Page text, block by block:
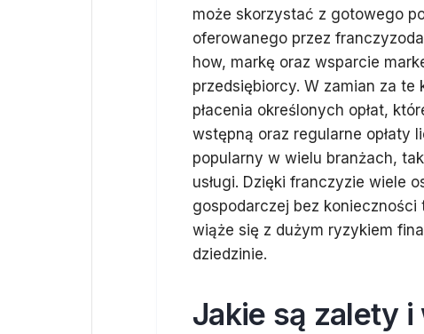
może skorzystać z gotowego
oferowanego przez
how, markę oraz wsparcie
przedsiębiorcy. W zamian za
płacenia określonych opłat,
wstępną oraz regularne opłaty
popularny w wielu branżach,
usługi. Dzięki franczyzie wiele
gospodarczej bez
wiąże się z dużym ryzykiem
dziedzinie.
Jakie są zalety